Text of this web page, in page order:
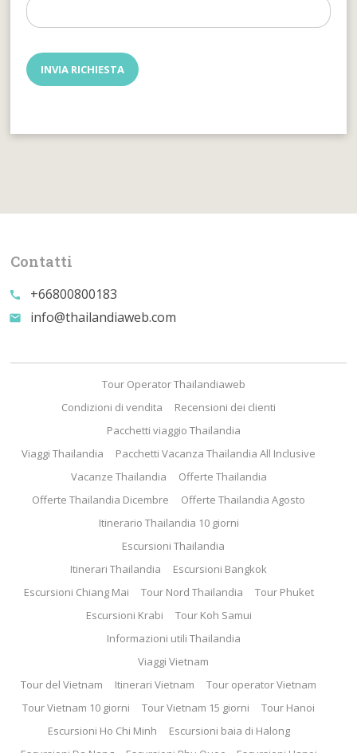
Contatti
call +66800800183
email info@thailandiaweb.com
Tour Operator Thailandiaweb
Condizioni di vendita
Recensioni dei clienti
Pacchetti viaggio Thailandia
Viaggi Thailandia
Pacchetti Vacanza Thailandia All Inclusive
Vacanze Thailandia
Offerte Thailandia
Offerte Thailandia Dicembre
Offerte Thailandia Agosto
Itinerario Thailandia 10 giorni
Escursioni Thailandia
Itinerari Thailandia
Escursioni Bangkok
Escursioni Chiang Mai
Tour Nord Thailandia
Tour Phuket
Escursioni Krabi
Tour Koh Samui
Informazioni utili Thailandia
Viaggi Vietnam
Tour del Vietnam
Itinerari Vietnam
Tour operator Vietnam
Tour Vietnam 10 giorni
Tour Vietnam 15 giorni
Tour Hanoi
Escursioni Ho Chi Minh
Escursioni baia di Halong